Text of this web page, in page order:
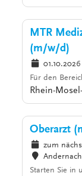
MTR
(m/w/d)
01.10.2026
Für den
Rhein-
Oberarzt
zum
Andernach
Starten Sie in